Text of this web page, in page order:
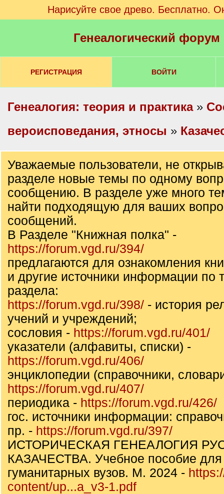
Нарисуйте свое древо. Бесплатно.
Генеалогический
РЕГИСТРАЦИЯ ВОЙТИ
Генеалогия: теория и практика»
вероисповедания, этносы »
Уважаемые пользователи, не
разделе новые темы по одному
сообщению. В разделе уже много
найти подходящую для ваших
сообщений.
В Разделе "Книжная полка" -
https://forum.vgd.ru/394/
предлагаются для ознакомления
и другие источники информации по
раздела:
https://forum.vgd.ru/398/ - история
учений и учреждений;
сословия - https://forum.vgd.ru/401/
указатели (алфавиты, списки) -
https://forum.vgd.ru/406/
энциклопедии (справочники,
https://forum.vgd.ru/407/
периодика - https://forum.vgd.ru/426/
гос. источники информации:
пр. - https://forum.vgd.ru/397/
ИСТОРИЧЕСКАЯ ГЕНЕАЛОГИЯ
КАЗАЧЕСТВА. Учебное пособие для
гуманитарных вузов. М. 2024 -
content/up...a_v3-1.pdf